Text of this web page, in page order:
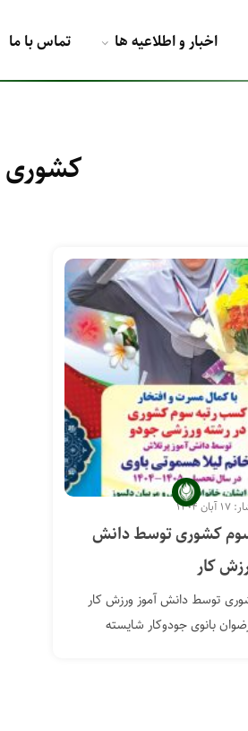
اخبار و اطلاعیه ها تماس با ما
کشوری
۱۴۰۴
کشوری توسط دانش
کار
توسط دانش آموز ورزش کار
بانوی جودوکار شایسته